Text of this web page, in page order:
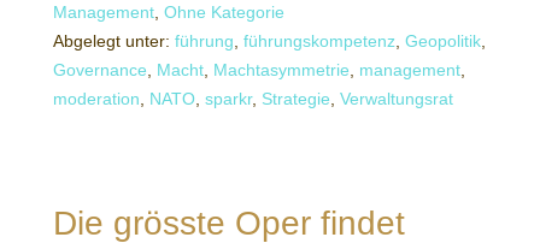
Management Ohne Kategorie
Abgelegt unter: führung führungskompetenz Geopolitik
Governance
Macht Machtasymmetrie management
moderation
NATO sparkr, Strategie Verwaltungsrat
Die grösste Oper findet